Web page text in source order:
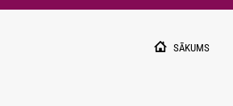
Pārlekt
SĀKUMS